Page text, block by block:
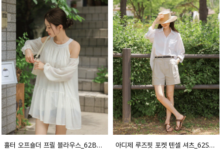
홀터 오프숄더 프릴 블라우스_62BL2716
아디제 루즈핏 포켓 텐셀 셔츠_62SH2577